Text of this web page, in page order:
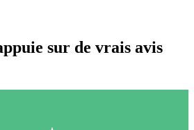
sur de vrais avis